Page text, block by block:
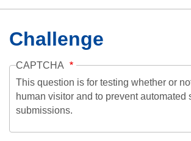
Challenge
CAPTCHA
This question is for testing whether or
human visitor and to prevent automated
submissions.